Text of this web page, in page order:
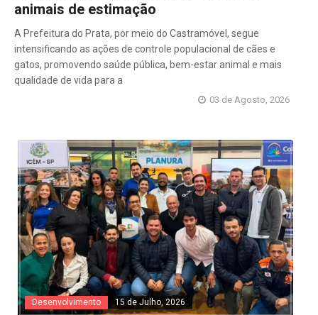
animais de estimação
A Prefeitura do Prata, por meio do Castramóvel, segue
intensificando as ações de controle populacional de cães e
gatos, promovendo saúde pública, bem-estar animal e mais
qualidade de vida para a
03 de Agosto, 2026
Desenvolvimento 15 de Julho, 2026